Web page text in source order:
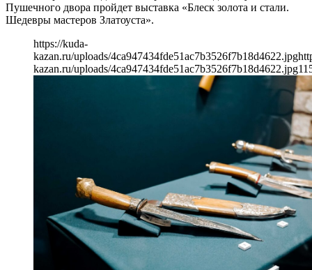
Пушечного двора пройдет выставка «Блеск золота и стали.
Шедевры мастеров Златоуста».
https://kuda-
kazan.ru/uploads/4ca947434fde51ac7b3526f7b18d4622.jpg
kazan.ru/uploads/4ca947434fde51ac7b3526f7b18d4622.jpg